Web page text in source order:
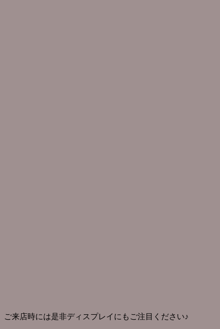
ご来店時には是非ディスプレイにもご注目ください♪